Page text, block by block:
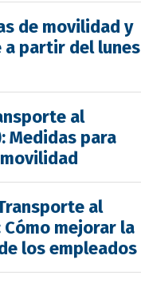
de movilidad y
partir del lunes
al
Medidas para
al
Cómo mejorar la
los empleados